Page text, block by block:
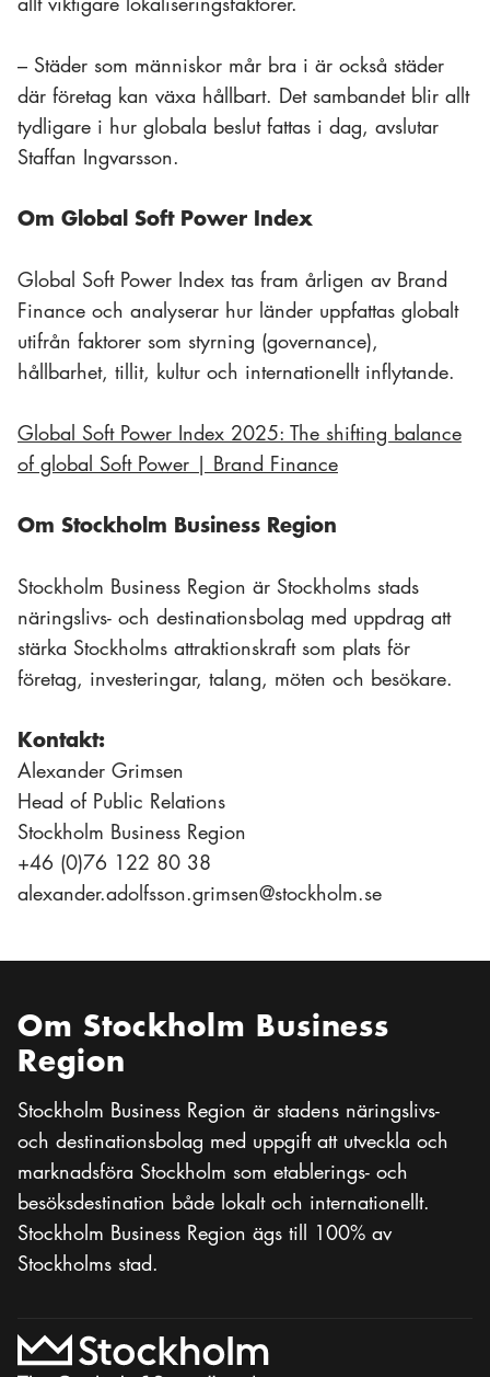
– Städer som människor mår bra i är också städer
där företag kan växa hållbart. Det sambandet blir allt
tydligare i hur globala beslut fattas i dag, avslutar
Staffan Ingvarsson.
Om Global Soft Power Index
Global Soft Power Index tas fram årligen av Brand
Finance och analyserar hur länder uppfattas globalt
utifrån faktorer som styrning (governance),
hållbarhet, tillit, kultur och internationellt inflytande.
Global Soft Power Index 2025: The shifting balance
of global Soft Power | Brand Finance
Om Stockholm Business Region
Stockholm Business Region är Stockholms stads
näringslivs- och destinationsbolag med uppdrag att
stärka Stockholms attraktionskraft som plats för
företag, investeringar, talang, möten och besökare.
Kontakt:
Alexander Grimsen
Head of Public Relations
Stockholm Business Region
+46 (0)76 122 80 38
alexander.adolfsson.grimsen@stockholm.se
Om Stockholm Business
Region
Stockholm Business Region är stadens näringslivs-
och destinationsbolag med uppgift att utveckla och
marknadsföra Stockholm som etablerings- och
besöksdestination både lokalt och internationellt.
Stockholm Business Region ägs till 100% av
Stockholms stad.